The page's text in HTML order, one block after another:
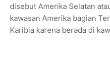
disebut Amerika Selatan
kawasan Amerika bagian
Karibia karena berada di